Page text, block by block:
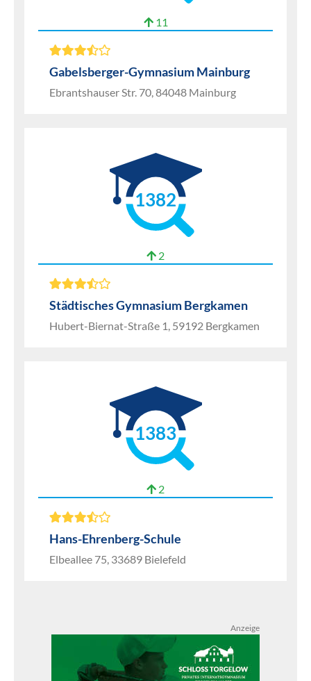
11
Gabelsberger-Gymnasium Mainburg
Ebrantshauser Str. 70, 84048 Mainburg
1382
2
Städtisches Gymnasium Bergkamen
Hubert-Biernat-Straße 1, 59192 Bergkamen
1383
2
Hans-Ehrenberg-Schule
Elbeallee 75, 33689 Bielefeld
Anzeige